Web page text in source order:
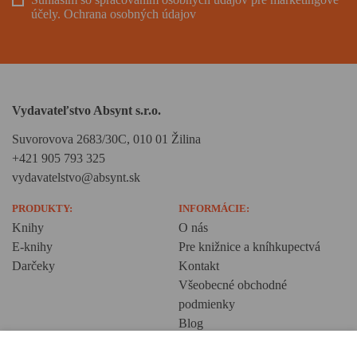
účely. Ochrana osobných údajov
Vydavateľstvo Absynt s.r.o.
Suvorovova 2683/30C, 010 01 Žilina
+421 905 793 325
vydavatelstvo@absynt.sk
PRODUKTY:
Knihy
E-knihy
Darčeky
INFORMÁCIE:
O nás
Pre knižnice a kníhkupectvá
Kontakt
Všeobecné obchodné
podmienky
Blog